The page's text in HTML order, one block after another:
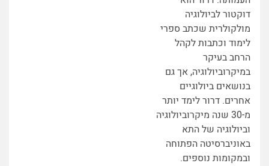
דוקטור לביולוגיה
מולקולרית שכתב ספרי
לימוד וכתבות לקהל
הרחב בעיקר
במיקרוביולוגיה, אך גם
בנושאים ביולוגיים
אחרים. דרור לימד יותר
מ-30 שנה מיקרוביולוגיה
וביולוגיה של התא
באוניברסיטה הפתוחה
ובמקומות נוספים.